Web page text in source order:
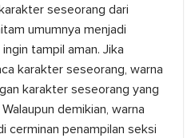
seseorang dari
umumnya menjadi
tampil aman. Jika
karakter seseorang, warna
karakter seseorang yang
demikian, warna
cerminan penampilan seksi